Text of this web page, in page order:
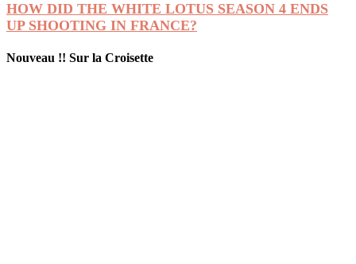
HOW DID THE WHITE LOTUS SEASON 4 ENDS
UP SHOOTING IN FRANCE?
Nouveau !! Sur la Croisette